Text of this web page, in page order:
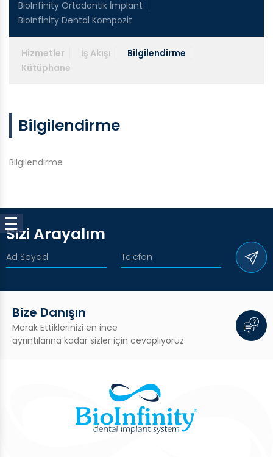
BioInfinity Ortodontik İmplant
BioInfinity Dental Kompozit
Hizmetler İş Akışı
Bilgilendirme
Kütüphane
Bilgilendirme
Bilgilendirme
Sizi Arayalım
Bize Danışın
Merak Ettiklerinizi en ince
ayrıntılarına kadar sizler için cevaplıyoruz